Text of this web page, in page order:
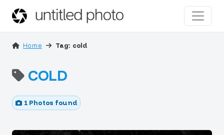
Home Tag: cold
COLD
1 Photos found